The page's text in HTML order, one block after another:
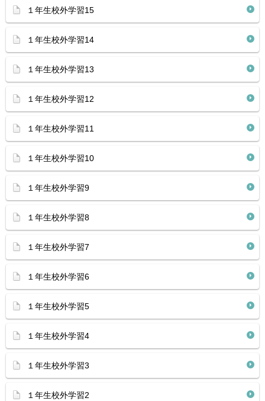
１年生校外学習15
１年生校外学習14
１年生校外学習13
１年生校外学習12
１年生校外学習11
１年生校外学習10
１年生校外学習9
１年生校外学習8
１年生校外学習7
１年生校外学習6
１年生校外学習5
１年生校外学習4
１年生校外学習3
１年生校外学習2